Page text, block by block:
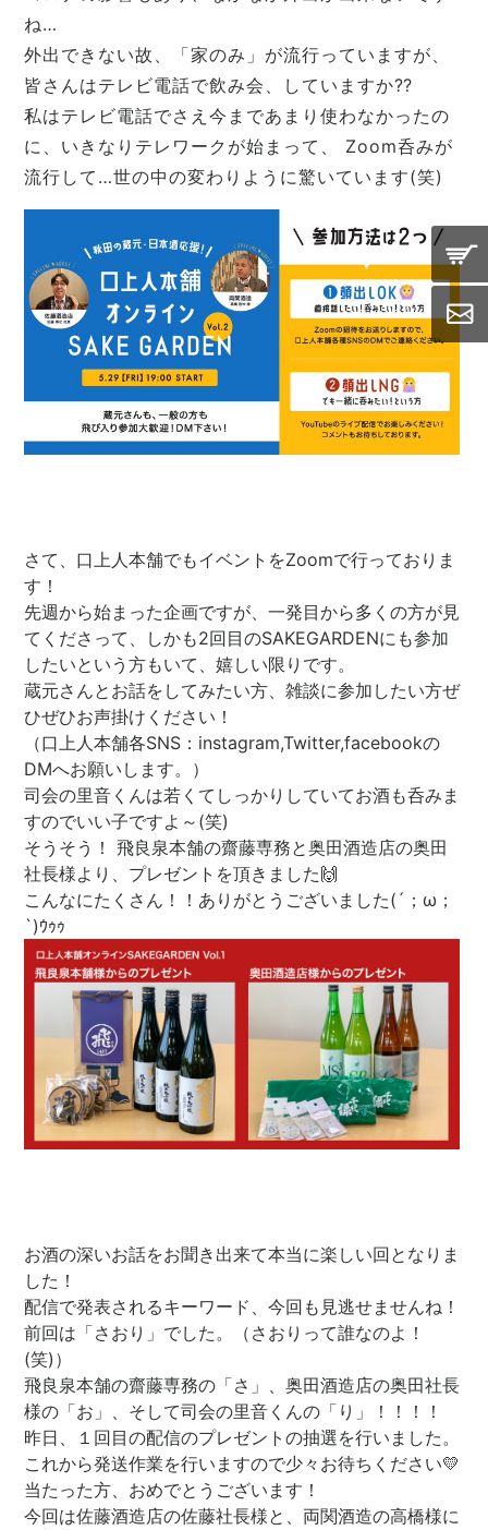
ね…
外出できない故、「家のみ」が流行っていますが、
皆さんはテレビ電話で飲み会、していますか⁇
私はテレビ電話でさえ今まであまり使わなかったの
に、いきなりテレワークが始まって、 Zoom呑みが
流行して…世の中の変わりように驚いています(笑)
さて、口上人本舗でもイベントをZoomで行っておりま
す！
先週から始まった企画ですが、一発目から多くの方が見
てくださって、しかも2回目のSAKEGARDENにも参加
したいという方もいて、嬉しい限りです。
蔵元さんとお話をしてみたい方、雑談に参加したい方ぜ
ひぜひお声掛けください！
（口上人本舗各SNS：instagram,Twitter,facebookの
DMへお願いします。）
司会の里音くんは若くてしっかりしていてお酒も呑みま
すのでいい子ですよ～(笑)
そうそう！ 飛良泉本舗の齋藤専務と奥田酒造店の奥田
社長様より、プレゼントを頂きました🙌
こんなにたくさん！！ありがとうございました(´；ω；
`)ｳｩｩ
お酒の深いお話をお聞き出来て本当に楽しい回となりま
した！
配信で発表されるキーワード、今回も見逃せませんね！
前回は「さおり」でした。（さおりって誰なのよ！
(笑)）
飛良泉本舗の齋藤専務の「さ」、奥田酒造店の奥田社長
様の「お」、そして司会の里音くんの「り」！！！！
昨日、１回目の配信のプレゼントの抽選を行いました。
これから発送作業を行いますので少々お待ちください💛
当たった方、おめでとうございます！
今回は佐藤酒造店の佐藤社長様と、両関酒造の高橋様に